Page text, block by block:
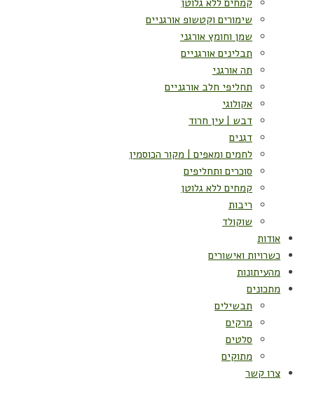
קמחים ללא גלוטן
שימורים וקטשופ אורגניים
שמן וחומץ אורגני
תבלינים אורגניים
תה אורגני
תחליפי חלב אורגניים
אקולוגי
דבש | עין חרוד
דגנים
לחמים ומאפים | מקור הכוסמין
סוכרים ותחליפים
קמחים ללא גלוטן
ריבות
שוקולד
אודות
כשרויות ואישורים
מהעיתונות
מתכונים
תבשילים
מרקים
סלטים
מתוקים
צרו קשר